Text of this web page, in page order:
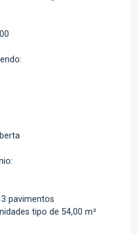
pavimentos
tipo de 54,00 m²